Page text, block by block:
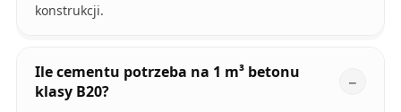
konstrukcji.
Ile cementu potrzeba na 1 m³ betonu
klasy B20?